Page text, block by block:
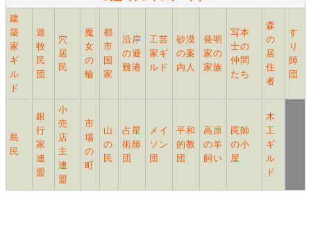
建
築
家
ギ
ル
ド
遊
牧
民
団
穴
居
民
魔
女
の
輪
都
市
国
家
沿岸
の避
難港
工芸
家ギ
ルド
砂漠
の案
内人
発明
家の
家族
写本
士の
仲間
たち
森
の
居
住
者
す
り
師
団
島
民
銀
行
家
連
盟
小
売
店
主
連
盟
市
場
の
町
山
の
民
占星
術師
団
メイ
ソン
団
平和
的教
団
高原
の羊
飼い
罠師
の小
屋
木
工
ギ
ル
ド